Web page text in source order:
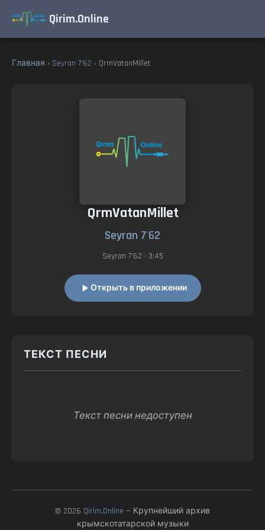
Qirim.Online
Главная › Seyran 7'62 › QrmVatanMillet
QrmVatanMillet
Seyran 7'62
Seyran 7'62 • 3:45
Открыть в приложении
ТЕКСТ ПЕСНИ
Текст песни недоступен
© 2026 Qirim.Online — Крупнейший архив
крымскотатарской музыки